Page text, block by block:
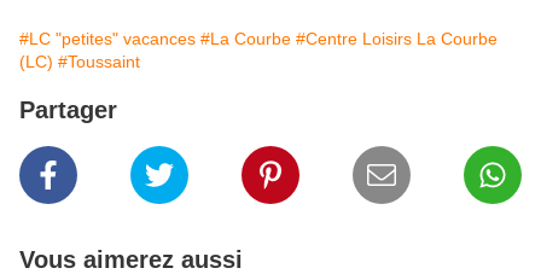
#LC "petites" vacances #La Courbe #Centre Loisirs La Courbe
(LC) #Toussaint
Partager
Vous aimerez aussi